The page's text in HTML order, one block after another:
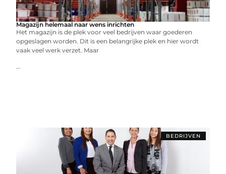
Magazijn helemaal naar wens inrichten
Het magazijn is de plek voor veel bedrijven waar goederen
opgeslagen worden. Dit is een belangrijke plek en hier wordt
vaak veel werk verzet. Maar
...
BEDRIJVEN